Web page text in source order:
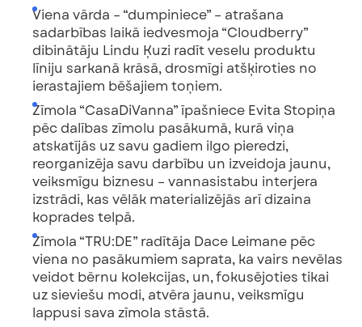
Viena vārda – “dumpiniece” – atrašana
sadarbības laikā iedvesmoja “Cloudberry”
dibinātāju Lindu Ķuzi radīt veselu produktu
līniju sarkanā krāsā, drosmīgi atšķiroties no
ierastajiem bēšajiem toņiem.
Zīmola “CasaDiVanna” īpašniece Evita Stopiņa
pēc dalības zīmolu pasākumā, kurā viņa
atskatījās uz savu gadiem ilgo pieredzi,
reorganizēja savu darbību un izveidoja jaunu,
veiksmīgu biznesu – vannasistabu interjera
izstrādi, kas vēlāk materializējās arī dizaina
koprades telpā.
Zīmola “TRU:DE” radītāja Dace Leimane pēc
viena no pasākumiem saprata, ka vairs nevēlas
veidot bērnu kolekcijas, un, fokusējoties tikai
uz sieviešu modi, atvēra jaunu, veiksmīgu
lappusi sava zīmola stāstā.